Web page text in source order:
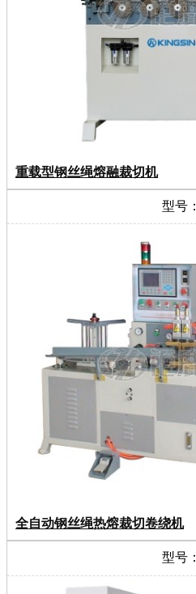
重载型钢丝绳熔融裁切机
型号：
全自动钢丝绳热熔裁切卷绕机
型号：